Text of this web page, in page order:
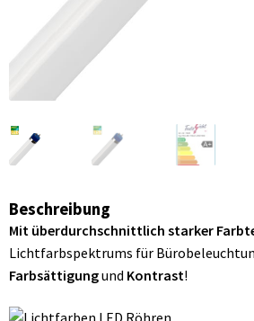
Beschreibung
Mit überdurchschnittlich starker
Lichtfarbspektrums für
Farbsättigungund Kontrast!